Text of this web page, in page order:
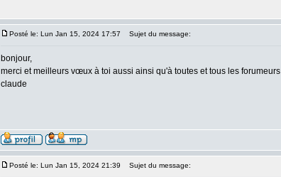
Posté le: Lun Jan 15, 2024 17:57 Sujet du message:
bonjour,
merci et meilleurs vœux à toi aussi ainsi qu'à toutes et tous les forumeurs
claude
Posté le: Lun Jan 15, 2024 21:39 Sujet du message: